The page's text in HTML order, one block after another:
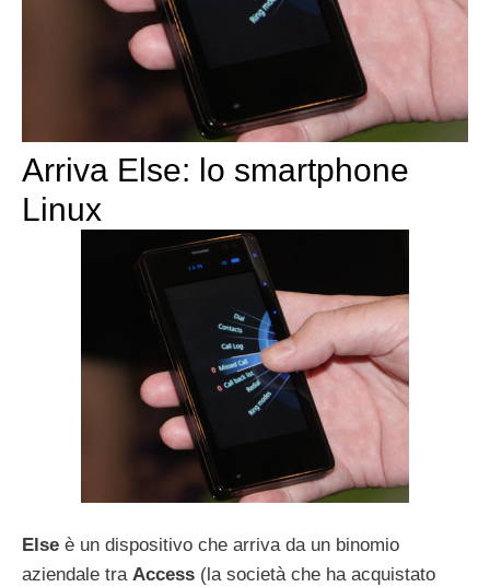
Arriva Else: lo smartphone
Linux
Else è un dispositivo che arriva da un binomio
aziendale tra Access (la società che ha acquistato